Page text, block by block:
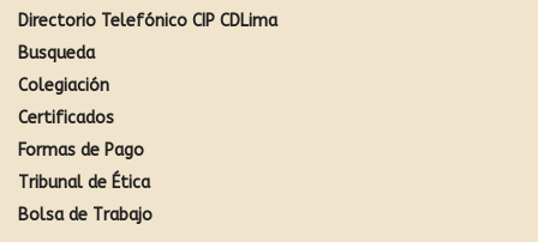
Directorio Telefónico CIP CDLima
Busqueda
Colegiación
Certificados
Formas de Pago
Tribunal de Ética
Bolsa de Trabajo